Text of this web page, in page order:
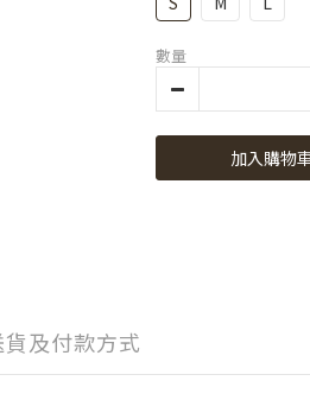
數量
加入購物
貨及付款方式